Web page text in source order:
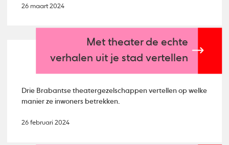
26 maart 2024
Met theater de echte
verhalen uit je stad vertellen
Drie Brabantse theatergezelschappen vertellen op welke
manier ze inwoners betrekken.
26 februari 2024